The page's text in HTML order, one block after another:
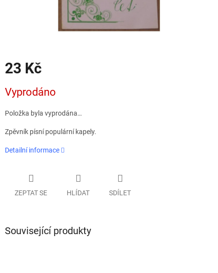
23 Kč
cena:
Vyprodáno
Položka byla vyprodána…
Zpěvník písní populární kapely.
Detailní informace
ZEPTAT SE HLÍDAT SDÍLET
Související produkty